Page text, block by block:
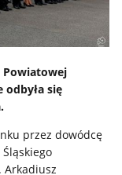
Powiatowej
odbyła się
przez dowódcę
Arkadiusz